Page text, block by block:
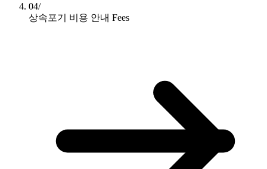
04/
상속포기 비용 안내 Fees